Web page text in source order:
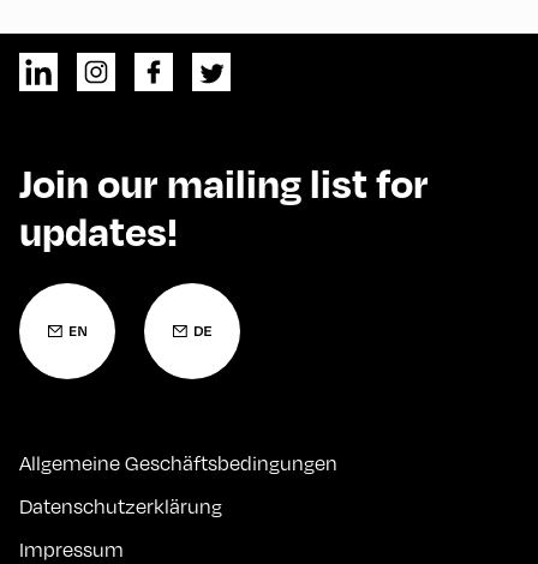
Join our mailing list for
updates!
Allgemeine Geschäftsbedingungen
Datenschutzerklärung
Impressum